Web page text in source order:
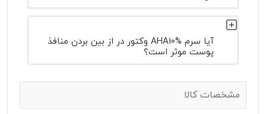
آیا سرم AHA10% وکتور در از بین بردن منافذ
پوست موثر است؟
مشخصات کالا